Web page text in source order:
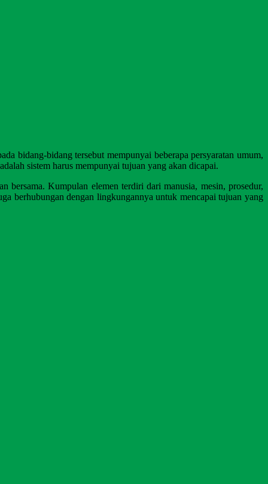
bidang-bidang tersebut mempunyai beberapa persyaratan umum,
sistem harus mempunyai tujuan yang akan dicapai.
bersama. Kumpulan elemen terdiri dari manusia, mesin, prosedur,
berhubungan dengan lingkungannya untuk mencapai tujuan yang